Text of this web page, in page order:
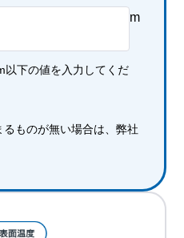
m
以下の値を入力してくだ
ものが無い場合は、弊社